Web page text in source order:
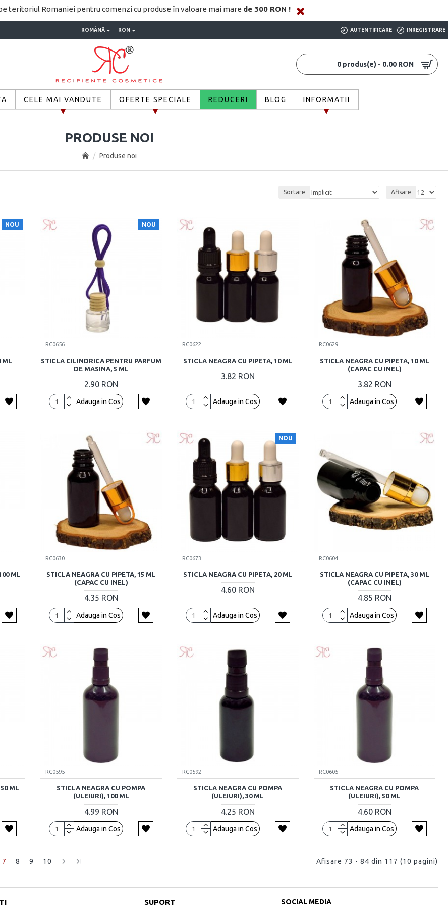
teritoriul Romaniei pentru comenzi cu produse în valoare mai mare de 300 RON !
ROMÂNĂ RON AUTENTIFICARE INREGISTRARE
0 produs(e) - 0.00 RON
CELE MAI VANDUTE OFERTE SPECIALE REDUCERI BLOG INFORMATII
Produse noi
PRODUSE NOI
Sortare Afisare
NOU
ML
NOU
RC0656
STICLA CILINDRICA PENTRU PARFUM
DE MASINA, 5 ML
2.90 RON
Adauga in Cos
RC0622
STICLA NEAGRA CU PIPETA, 10 ML
3.82 RON
Adauga in Cos
RC0629
STICLA NEAGRA CU PIPETA, 10 ML
(CAPAC CU INEL)
3.82 RON
Adauga in Cos
ML
RC0630
STICLA NEAGRA CU PIPETA, 15 ML
(CAPAC CU INEL)
4.35 RON
Adauga in Cos
NOU
RC0673
STICLA NEAGRA CU PIPETA, 20 ML
4.60 RON
Adauga in Cos
RC0604
STICLA NEAGRA CU PIPETA, 30 ML
(CAPAC CU INEL)
4.85 RON
Adauga in Cos
ML
RC0595
STICLA NEAGRA CU POMPA
(ULEIURI), 100 ML
4.99 RON
Adauga in Cos
RC0592
STICLA NEAGRA CU POMPA
(ULEIURI), 30 ML
4.25 RON
Adauga in Cos
RC0605
STICLA NEAGRA CU POMPA
(ULEIURI), 50 ML
4.60 RON
Adauga in Cos
7 8 9 10 Afisare 73 - 84 din 117 (10 pagini)
SUPORT SOCIAL MEDIA